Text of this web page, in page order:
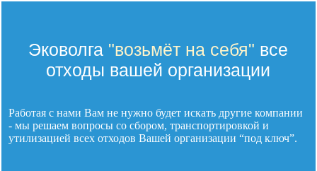
Эковолга "возьмёт на себя" все
отходы вашей организации
Работая с нами Вам не нужно будет искать другие компании
- мы решаем вопросы со сбором, транспортировкой и
утилизациейвсех отходов Вашей организации “под ключ”.